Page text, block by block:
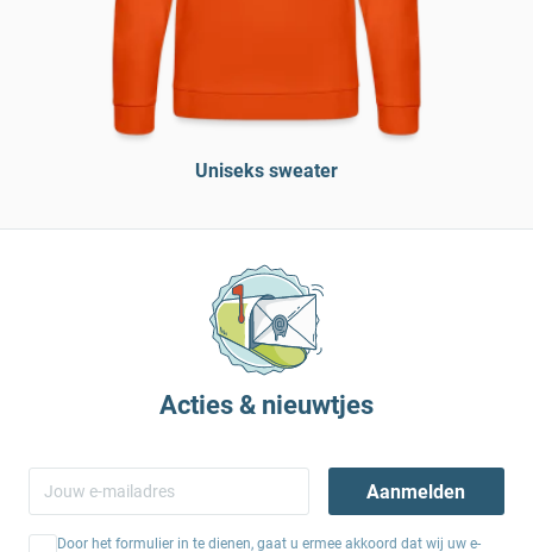
Uniseks sweater
Acties & nieuwtjes
Aanmelden
Door het formulier in te dienen, gaat u ermee akkoord dat wij uw e-